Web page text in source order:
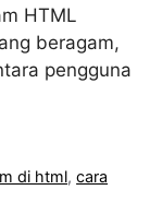
HTML
beragam,
pengguna
di html,cara